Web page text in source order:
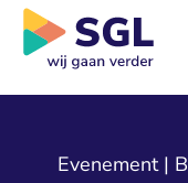
Evenement |